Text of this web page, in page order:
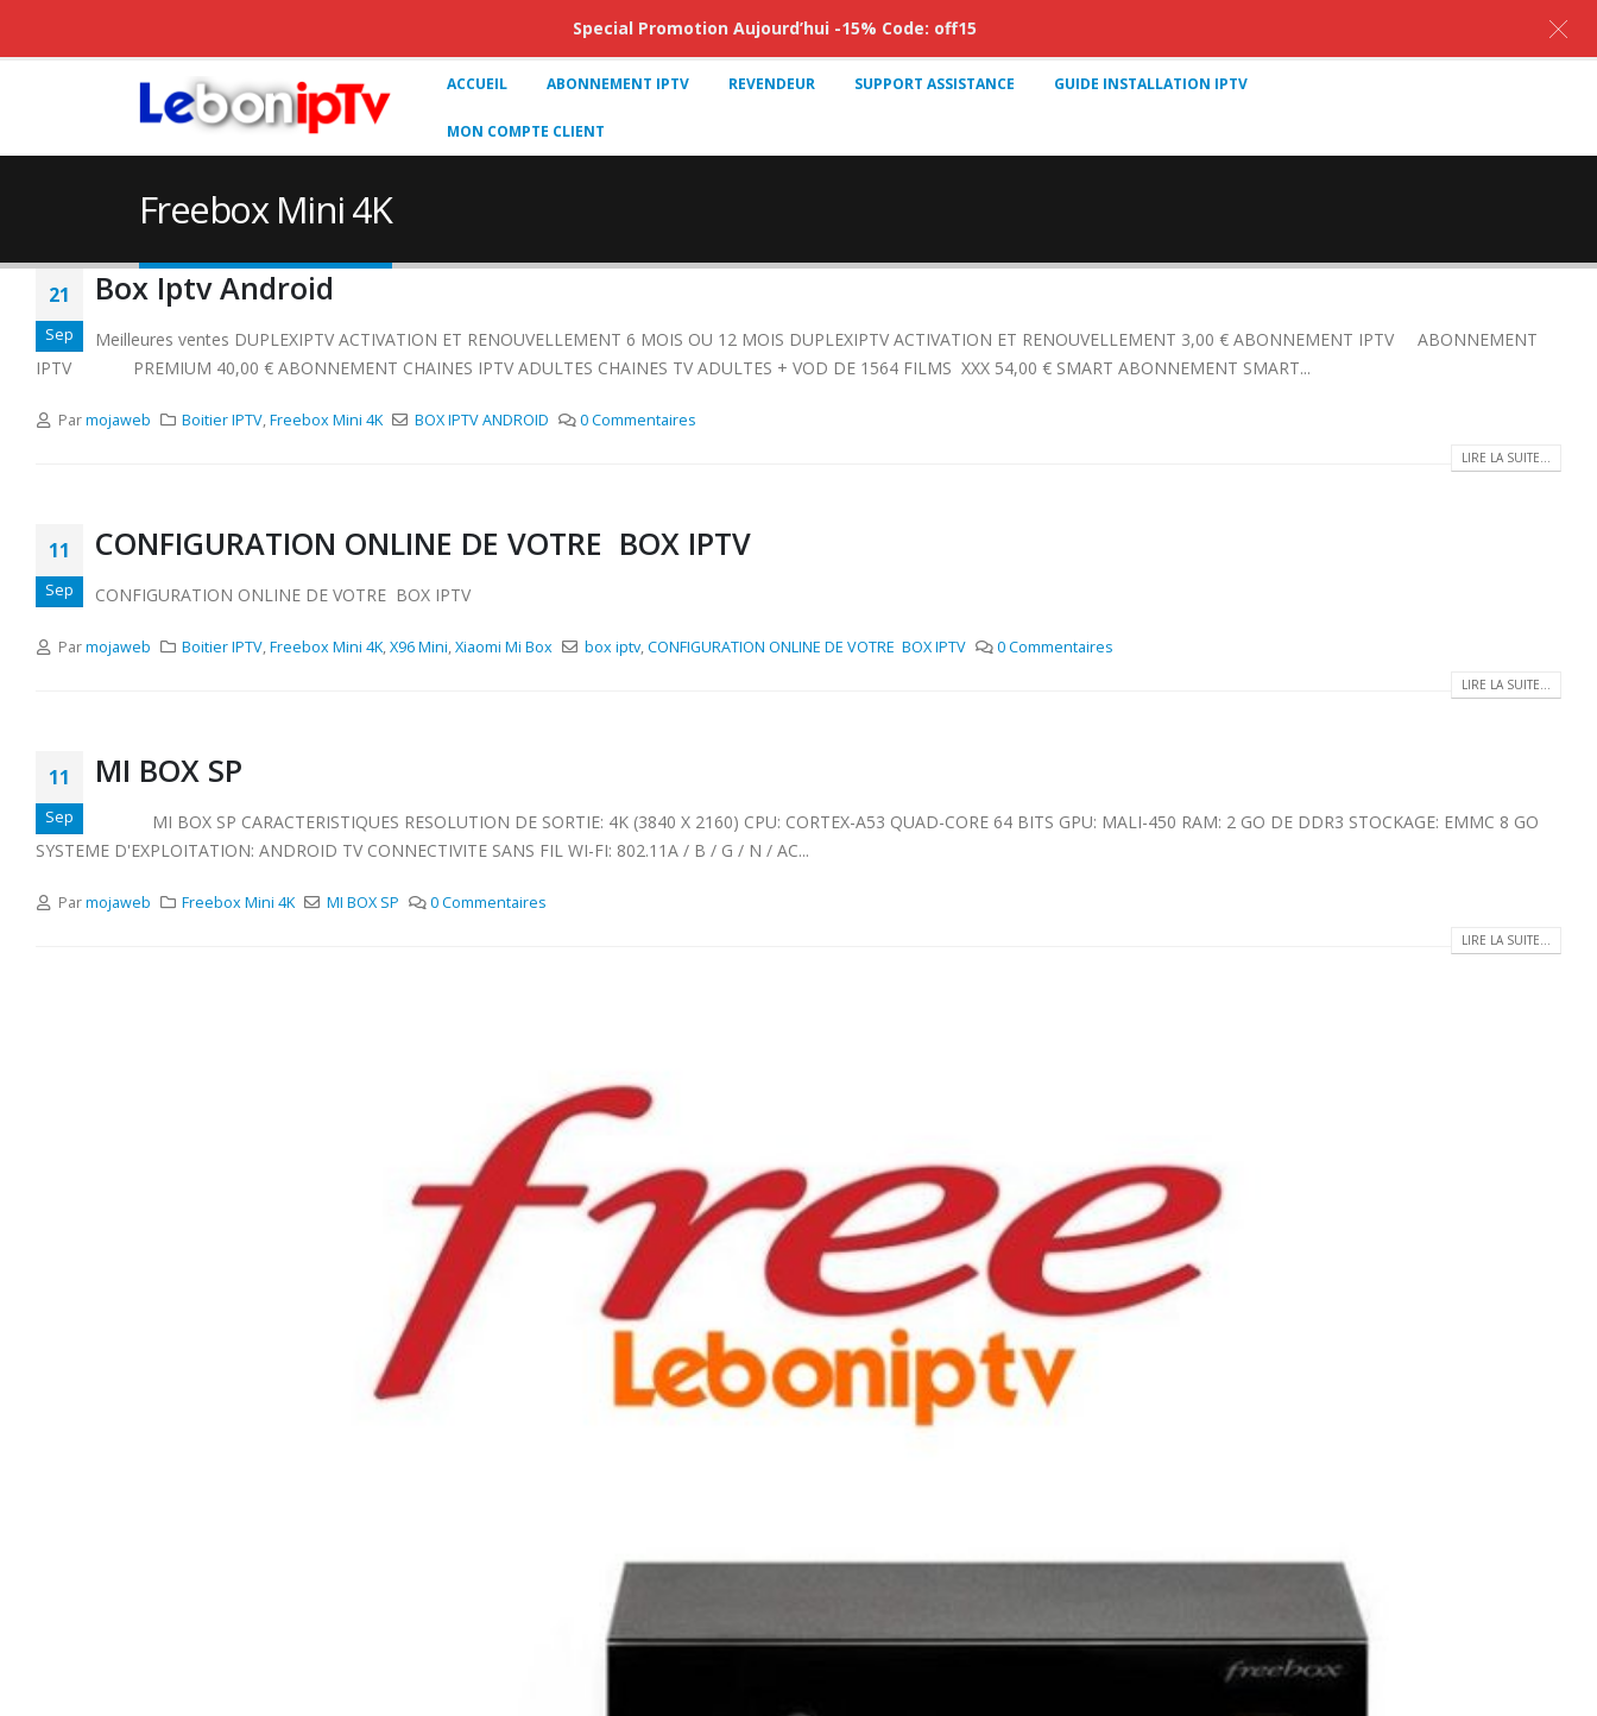
ACCUEIL ABONNEMENT IPTV REVENDEUR SUPPORT ASSISTANCE GUIDE INSTALLATION IPTV
MON COMPTE CLIENT
Freebox Mini 4K
21
Sep
Box Iptv Android
Meilleures ventes DUPLEXIPTV ACTIVATION ET RENOUVELLEMENT 6 MOIS OU 12 MOIS DUPLEXIPTV ACTIVATION ET RENOUVELLEMENT 3,00 € ABONNEMENT IPTV ABONNEMENT
IPTV PREMIUM 40,00 € ABONNEMENT CHAINES IPTV ADULTES CHAINES TV ADULTES + VOD DE 1564 FILMS XXX 54,00 € SMART ABONNEMENT SMART...
Parmojaweb Boitier IPTV,Freebox Mini 4K BOX IPTV ANDROID 0 Commentaires
LIRE LA SUITE...
11
Sep
CONFIGURATION ONLINE DE VOTRE BOX IPTV
CONFIGURATION ONLINE DE VOTRE BOX IPTV
Parmojaweb Boitier IPTV,Freebox Mini 4K,X96 Mini,Xiaomi Mi Box box iptv,CONFIGURATION ONLINE DE VOTRE BOX IPTV 0 Commentaires
LIRE LA SUITE...
11
Sep
MI BOX SP
MI BOX SP CARACTERISTIQUES RESOLUTION DE SORTIE: 4K (3840 X 2160) CPU: CORTEX-A53 QUAD-CORE 64 BITS GPU: MALI-450 RAM: 2 GO DE DDR3 STOCKAGE: EMMC 8 GO
SYSTEME D'EXPLOITATION: ANDROID TV CONNECTIVITE SANS FIL WI-FI: 802.11A / B / G / N / AC...
Parmojaweb Freebox Mini 4K MI BOX SP 0 Commentaires
LIRE LA SUITE...
Special Promotion Aujourd’hui -15% Code: off15